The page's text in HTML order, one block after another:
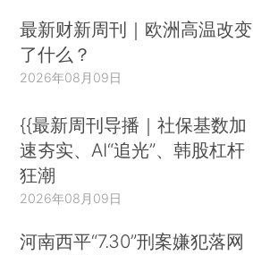
最新财新周刊｜欧洲高温改变
了什么？
2026年08月09日
{{最新周刊导播｜社保基数加
速夯实、AI“追光”、韩股杠杆
狂潮
2026年08月09日
河南西平“7.30”刑案嫌犯落网